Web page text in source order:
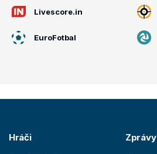
Livescore.in
EuroFotbal
Hráči Zprávy